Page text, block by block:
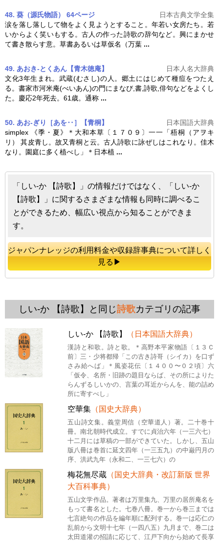
48. 葵（源氏物語） 64ページ
日本古典文学全集
涙を落し落しして物をよく見ようとすること。年若い女房たち。若
いからよく笑いもする。古人の作った詩歌の辞句など。興にまかせ
て書き散らす意。草書あるいは草仮名（万葉 ...
49. あおき-とくあん【青木徳庵】
日本人名大辞典
文化3年生まれ。武蔵(むさし)の人。郷土にはじめて種痘をつたえ
る。書家市河米庵(べいあん)の門にまなび,書, 詩歌 ,俳句などをよくし
た。慶応2年死去。61歳。通称 ...
50. あお‐ぎり［あを‥］【青桐】
日本国語大辞典
simplex 《季・夏》＊大和本草〔１７０９〕一一「梧桐（アヲキ
リ） 其皮青し。故又青桐と云。古人詩歌に詠ぜしはこれなり。佳木
なり。園庭に多く植べし」＊日本植 ...
「しい‐か 【詩歌】」の情報だけではなく、「しい‐か
【詩歌】」に関するさまざまな情報も同時に調べるこ
とができるため、幅広い視点から知ることができま
す。
ジャパンナレッジの利用料金や収録辞事典について詳しく
見る▶
しい‐か 【詩歌】と同じ詩歌カテゴリの記事
しい‐か 【詩歌】 （日本国語大辞典）
漢詩と和歌。詩と歌。＊高野本平家物語〔１３Ｃ
前〕三・少将都帰「この古き詩哥（シイカ）を口ず
さみ給へば」＊風姿花伝〔１４００〜０２頃〕六
「仮令、名所・旧跡の題目ならば、その所によりた
らんずるしいかの、言葉の耳近からんを、能の詰め
所に寄すべし」
空華集 （国史大辞典）
五山詩文集。義堂周信（空華道人）著。二十巻十
冊。南北朝時代成立。すでに貞治六年（一三六七）
十二月には草稿の一部ができていた。しかし、五山
版八冊は巻首に延文四年（一三五九）の中巌円月の
序、洪武九年（永和二、一三七六）の
梅花無尽蔵 （国史大辞典・改訂新版 世界
大百科事典）
五山文学作品。著者は万里集九、万里の居所庵名を
もって書名とした。七巻八冊。巻一から巻三までは
七言絶句の作品を編年順に配列する。巻一は応仁の
乱前から文明十七年（一四八五）九月まで、巻二は
太田道灌の招請に応じて、江戸下向から始めて長享